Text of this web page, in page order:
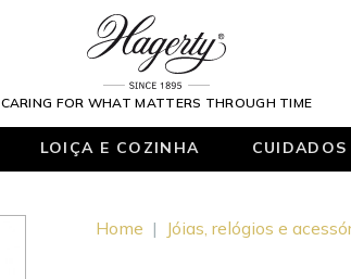
CARING FOR WHAT MATTERS THROUGH TIME
LOIÇA E COZINHA CUIDADOS
Home | Jóias, relógios e